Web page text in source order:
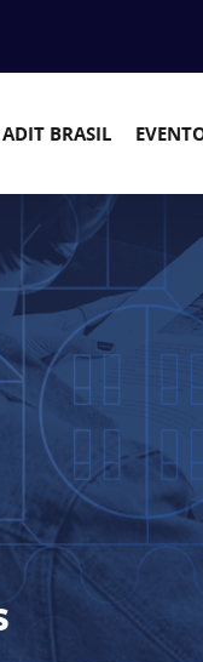
ADIT BRASIL